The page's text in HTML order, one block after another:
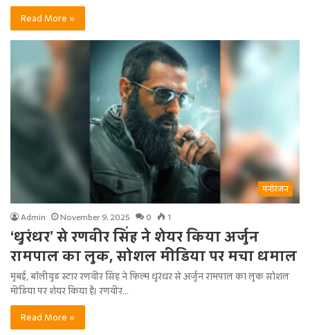
Read More »
मनोरंजन
Admin November 9, 2025 0 1
‘धुरंधर’ से रणवीर सिंह ने शेयर किया अर्जुन
रामपाल का लुक, सोशल मीडिया पर मचा धमाल
मुंबई, बॉलीवुड स्टार रणवीर सिंह ने फिल्म धुरंधर से अर्जुन रामपाल का लुक सोशल
मीडिया पर शेयर किया है। रणवीर…
Read More »